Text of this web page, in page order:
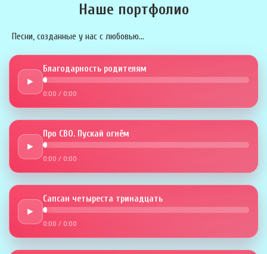
Наше портфолио
Песни, созданные у нас с любовью...
►
Благодарность родителям
0:00 / 0:00
►
Про СВО. Пускай огнём
0:00 / 0:00
►
Сапсан четыреста тринадцать
0:00 / 0:00